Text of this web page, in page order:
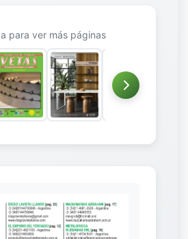
para ver más páginas